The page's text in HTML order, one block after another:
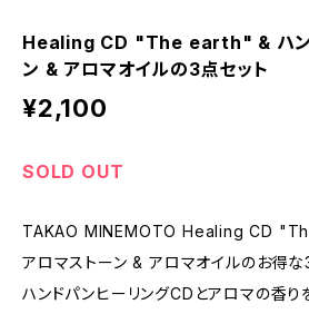
Healing CD "The earth" & ハン
ン & アロマオイルの3点セット
¥2,100
SOLD OUT
TAKAO MINEMOTO Healing CD
アロマストーン & アロマオイルのお得な3
ハンドパンヒーリングCDとアロマの香